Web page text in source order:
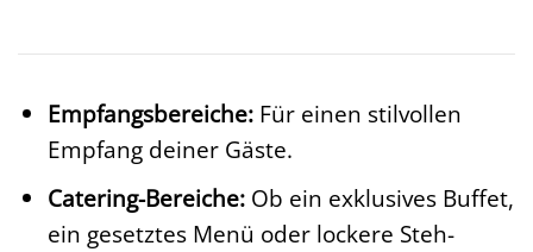
Empfangsbereiche:Für einen stilvollen
Empfang deiner Gäste.
Catering-Bereiche:Ob ein exklusives Buffet,
ein gesetztes Menü oder lockere Steh-